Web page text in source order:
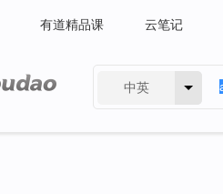
有道精品课 云笔记
中英